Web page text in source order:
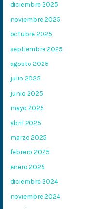
diciembre 2025
noviembre 2025
octubre 2025
septiembre 2025
agosto 2025
julio 2025
junio 2025
mayo 2025
abril 2025
marzo 2025
febrero 2025
enero 2025
diciembre 2024
noviembre 2024